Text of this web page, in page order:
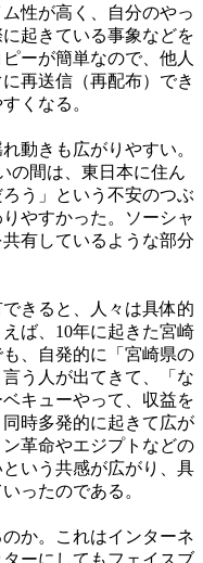
性が高く、自分のやっ
起きている事象などを
ーが簡単なので、他人
再送信（再配布）でき
くなる。
動きも広がりやすい。
の間は、東日本に住ん
う」という不安のつぶ
やすかった。ソーシャ
有しているような部分
きると、人々は具体的
ば、10年に起きた宮崎
、自発的に「宮崎県の
う人が出てきて、「な
キューやって、収益を
時多発的に起きて広が
革命やエジプトなどの
いう共感が広がり、具
ったのである。
か。これはインターネ
ーにしてもフェイスブ